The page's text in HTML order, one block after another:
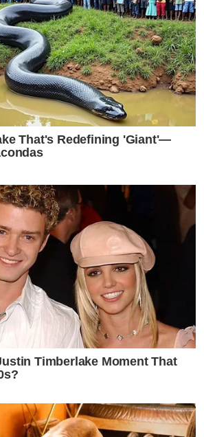
That's Redefining 'Giant'—
Timberlake Moment That